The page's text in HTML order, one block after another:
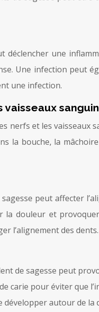
déclencher une
Une infection peut
une infection.
vaisseaux
nerfs et les
la bouche, la
peut affecter
douleur et
l’alignement des dents.
de sagesse peut
carie pour éviter que
développer autour de